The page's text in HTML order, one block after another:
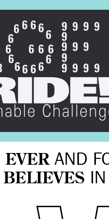
EVERAND
BELIEVES